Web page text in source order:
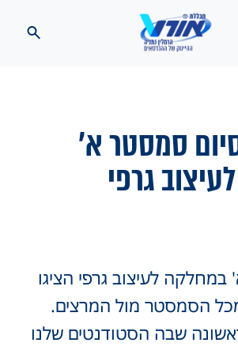
סמסטר א'
גרפי
במחלקה לעיצוב גרפי הציגו
הסמסטר מול המרצים.
שבה הסטודנטים שלנו